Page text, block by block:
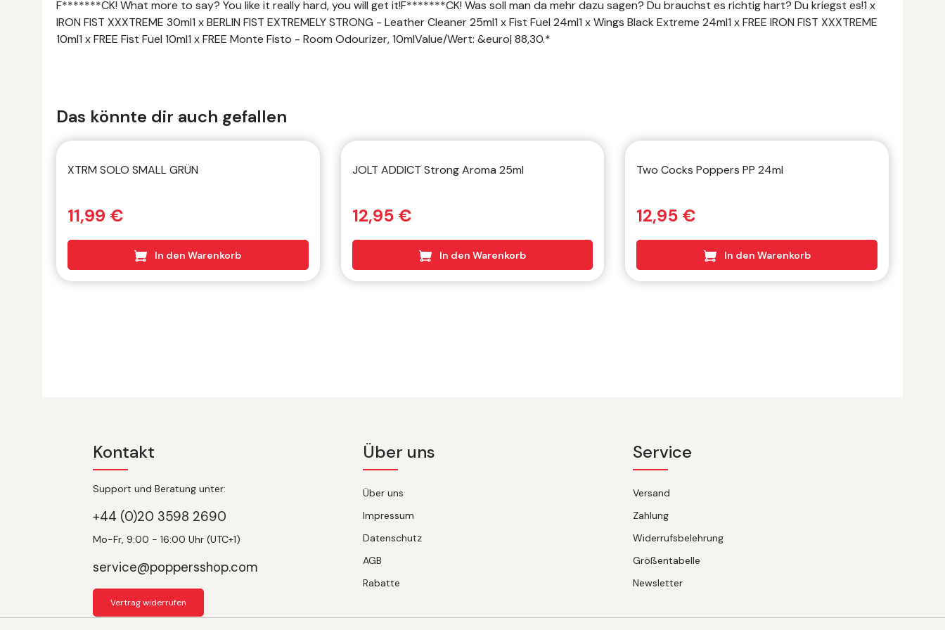
F*******CK! What more to say? You like it really hard, you will get it!F*******CK! Was soll man da mehr dazu sagen? Du brauchst es richtig hart? Du kriegst es!1 x
IRON FIST XXXTREME 30ml1 x BERLIN FIST EXTREMELY STRONG - Leather Cleaner 25ml1 x Fist Fuel 24ml1 x Wings Black Extreme 24ml1 x FREE IRON FIST XXXTREME
10ml1 x FREE Fist Fuel 10ml1 x FREE Monte Fisto - Room Odourizer, 10mlValue/Wert: &euro| 88,30.*
Produktgalerie überspringen
Das könnte dir auch gefallen
XTRM SOLO SMALL GRÜN
11,99 €
In den Warenkorb
JOLT ADDICT Strong Aroma 25ml
12,95 €
In den Warenkorb
Two Cocks Poppers PP 24ml
12,95 €
In den Warenkorb
Kontakt
Support und Beratung unter:
+44 (0)20 3598 2690
Mo-Fr, 9:00 - 16:00 Uhr (UTC+1)
service@poppersshop.com
Vertrag widerrufen
Über uns
Über uns
Impressum
Datenschutz
AGB
Rabatte
Service
Versand
Zahlung
Widerrufsbelehrung
Größentabelle
Newsletter